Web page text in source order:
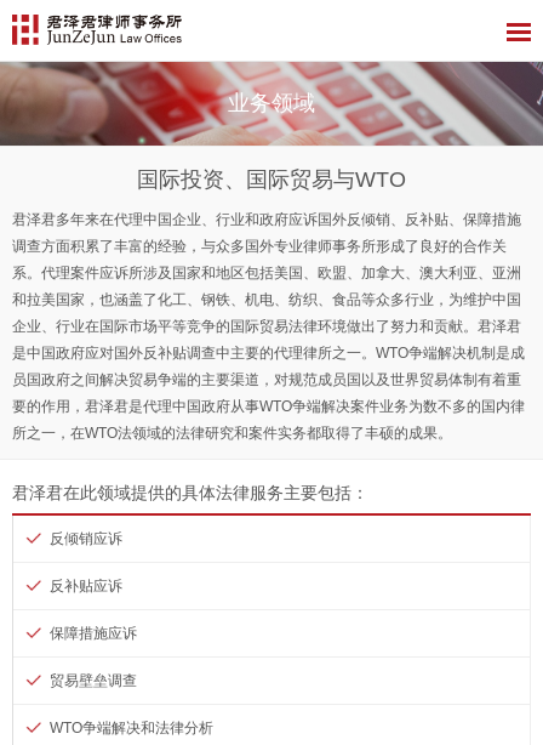
业务领域
国际投资、国际贸易与WTO
君泽君多年来在代理中国企业、行业和政府应诉国外反倾销、反补贴、保障措施
调查方面积累了丰富的经验，与众多国外专业律师事务所形成了良好的合作关
系。代理案件应诉所涉及国家和地区包括美国、欧盟、加拿大、澳大利亚、亚洲
和拉美国家，也涵盖了化工、钢铁、机电、纺织、食品等众多行业，为维护中国
企业、行业在国际市场平等竞争的国际贸易法律环境做出了努力和贡献。君泽君
是中国政府应对国外反补贴调查中主要的代理律所之一。WTO争端解决机制是成
员国政府之间解决贸易争端的主要渠道，对规范成员国以及世界贸易体制有着重
要的作用，君泽君是代理中国政府从事WTO争端解决案件业务为数不多的国内律
所之一，在WTO法领域的法律研究和案件实务都取得了丰硕的成果。
君泽君在此领域提供的具体法律服务主要包括：
反倾销应诉
反补贴应诉
保障措施应诉
贸易壁垒调查
WTO争端解决和法律分析